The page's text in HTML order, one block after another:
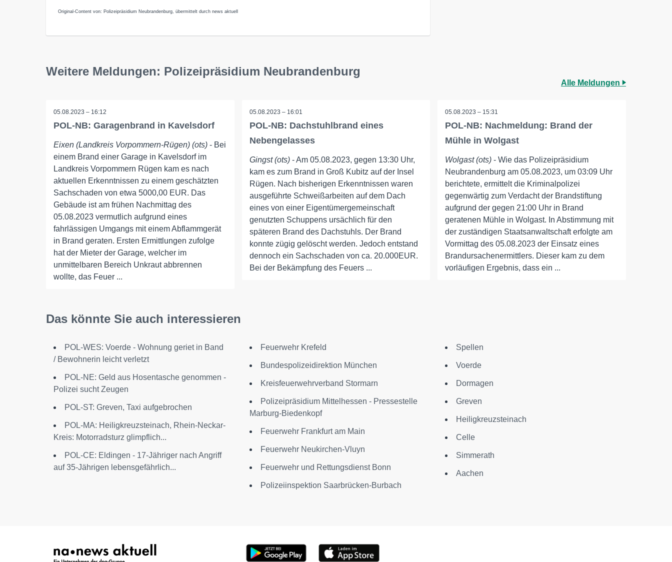
Original-Content von: Polizeipräsidium Neubrandenburg, übermittelt durch news aktuell
Weitere Meldungen: Polizeipräsidium Neubrandenburg
Alle Meldungen
05.08.2023 – 16:12
POL-NB: Garagenbrand in Kavelsdorf
Eixen (Landkreis Vorpommern-Rügen) (ots) - Bei
einem Brand einer Garage in Kavelsdorf im
Landkreis Vorpommern Rügen kam es nach
aktuellen Erkenntnissen zu einem geschätzten
Sachschaden von etwa 5000,00 EUR. Das
Gebäude ist am frühen Nachmittag des
05.08.2023 vermutlich aufgrund eines
fahrlässigen Umgangs mit einem Abflammgerät
in Brand geraten. Ersten Ermittlungen zufolge
hat der Mieter der Garage, welcher im
unmittelbaren Bereich Unkraut abbrennen
wollte, das Feuer ...
05.08.2023 – 16:01
POL-NB: Dachstuhlbrand eines
Nebengelasses
Gingst (ots)- Am 05.08.2023, gegen 13:30 Uhr,
kam es zum Brand in Groß Kubitz auf der Insel
Rügen. Nach bisherigen Erkenntnissen waren
ausgeführte Schweißarbeiten auf dem Dach
eines von einer Eigentümergemeinschaft
genutzten Schuppens ursächlich für den
späteren Brand des Dachstuhls. Der Brand
konnte zügig gelöscht werden. Jedoch entstand
dennoch ein Sachschaden von ca. 20.000EUR.
Bei der Bekämpfung des Feuers ...
05.08.2023 – 15:31
POL-NB: Nachmeldung: Brand der
Mühle in Wolgast
Wolgast (ots) - Wie das Polizeipräsidium
Neubrandenburg am 05.08.2023, um 03:09 Uhr
berichtete, ermittelt die Kriminalpolizei
gegenwärtig zum Verdacht der Brandstiftung
aufgrund der gegen 21:00 Uhr in Brand
geratenen Mühle in Wolgast. In Abstimmung mit
der zuständigen Staatsanwaltschaft erfolgte am
Vormittag des 05.08.2023 der Einsatz eines
Brandursachenermittlers. Dieser kam zu dem
vorläufigen Ergebnis, dass ein ...
Das könnte Sie auch interessieren
POL-WES: Voerde - Wohnung geriet in Band
/ Bewohnerin leicht verletzt
POL-NE: Geld aus Hosentasche genommen -
Polizei sucht Zeugen
POL-ST: Greven, Taxi aufgebrochen
POL-MA: Heiligkreuzsteinach, Rhein-Neckar-
Kreis: Motorradsturz glimpflich...
POL-CE: Eldingen - 17-Jähriger nach Angriff
auf 35-Jährigen lebensgefährlich...
Feuerwehr Krefeld
Bundespolizeidirektion München
Kreisfeuerwehrverband Stormarn
Polizeipräsidium Mittelhessen - Pressestelle
Marburg-Biedenkopf
Feuerwehr Frankfurt am Main
Feuerwehr Neukirchen-Vluyn
Feuerwehr und Rettungsdienst Bonn
Polizeiinspektion Saarbrücken-Burbach
Spellen
Voerde
Dormagen
Greven
Heiligkreuzsteinach
Celle
Simmerath
Aachen